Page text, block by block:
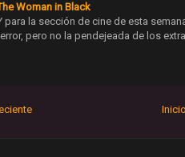
Woman in Black
para la sección de cine de esta
pero no la pendejeada de los
Inicio